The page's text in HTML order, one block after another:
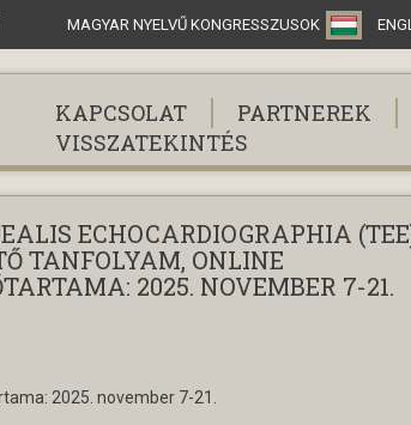
MAGYAR NYELVŰ KONGRESSZUSOK
KAPCSOLAT PARTNEREK
VISSZATEKINTÉS
ECHOCARDIOGRAPHIA
TANFOLYAM, ONLINE
2025. NOVEMBER 7-21.
2025. november 7-21.